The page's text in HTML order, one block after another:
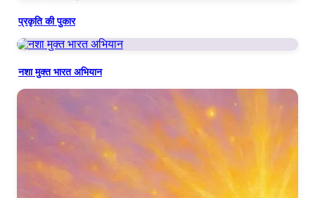
प्रकृति की पुकार
नशा मुक्त भारत अभियान